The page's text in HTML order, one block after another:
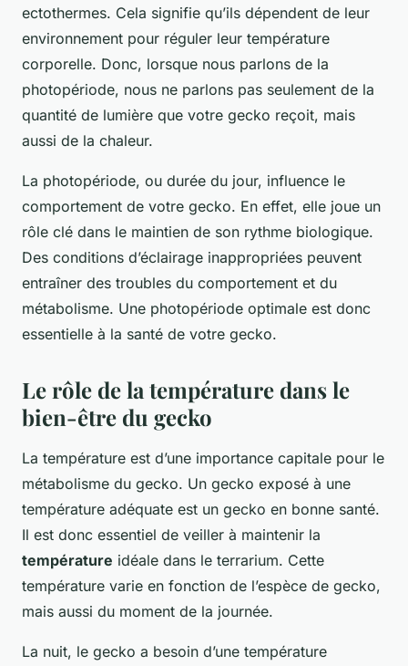
ectothermes. Cela signifie qu’ils dépendent de leur
environnement pour réguler leur température
corporelle. Donc, lorsque nous parlons de la
photopériode, nous ne parlons pas seulement de la
quantité de lumière que votre gecko reçoit, mais
aussi de la chaleur.
La photopériode, ou durée du jour, influence le
comportement de votre gecko. En effet, elle joue un
rôle clé dans le maintien de son rythme biologique.
Des conditions d’éclairage inappropriées peuvent
entraîner des troubles du comportement et du
métabolisme. Une photopériode optimale est donc
essentielle à la santé de votre gecko.
Le rôle de la température dans le
bien-être du gecko
La température est d’une importance capitale pour le
métabolisme du gecko. Un gecko exposé à une
température adéquate est un gecko en bonne santé.
Il est donc essentiel de veiller à maintenir la
température idéale dans le terrarium. Cette
température varie en fonction de l’espèce de gecko,
mais aussi du moment de la journée.
La nuit, le gecko a besoin d’une température